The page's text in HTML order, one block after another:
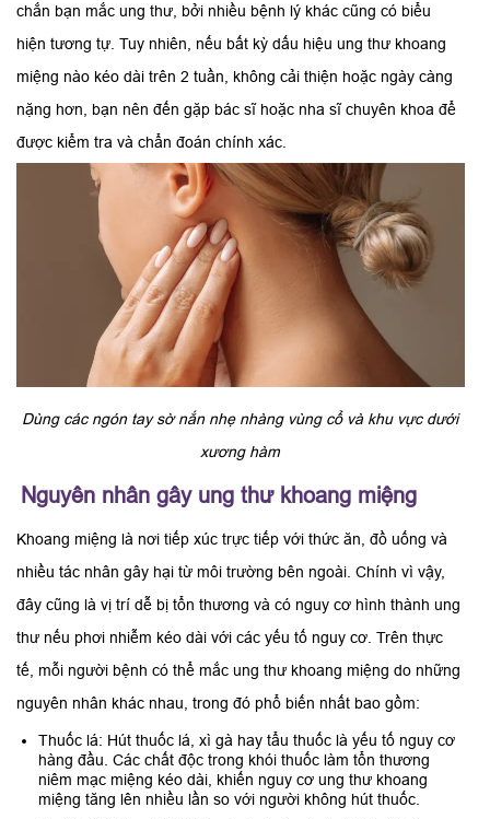
chắn bạn mắc ung thư, bởi nhiều bệnh lý khác cũng có biểu
hiện tương tự. Tuy nhiên, nếu bất kỳ dấu hiệu ung thư khoang
miệng nào kéo dài trên 2 tuần, không cải thiện hoặc ngày càng
nặng hơn, bạn nên đến gặp bác sĩ hoặc nha sĩ chuyên khoa để
được kiểm tra và chẩn đoán chính xác.
Dùng các ngón tay sờ nắn nhẹ nhàng vùng cổ và khu vực dưới
xương hàm
Nguyên nhân gây ung thư khoang miệng
Khoang miệng là nơi tiếp xúc trực tiếp với thức ăn, đồ uống và
nhiều tác nhân gây hại từ môi trường bên ngoài. Chính vì vậy,
đây cũng là vị trí dễ bị tổn thương và có nguy cơ hình thành ung
thư nếu phơi nhiễm kéo dài với các yếu tố nguy cơ. Trên thực
tế, mỗi người bệnh có thể mắc ung thư khoang miệng do những
nguyên nhân khác nhau, trong đó phổ biến nhất bao gồm:
Thuốc lá: Hút thuốc lá, xì gà hay tẩu thuốc là yếu tố nguy cơ
hàng đầu. Các chất độc trong khói thuốc làm tổn thương
niêm mạc miệng kéo dài, khiến nguy cơ ung thư khoang
miệng tăng lên nhiều lần so với người không hút thuốc.